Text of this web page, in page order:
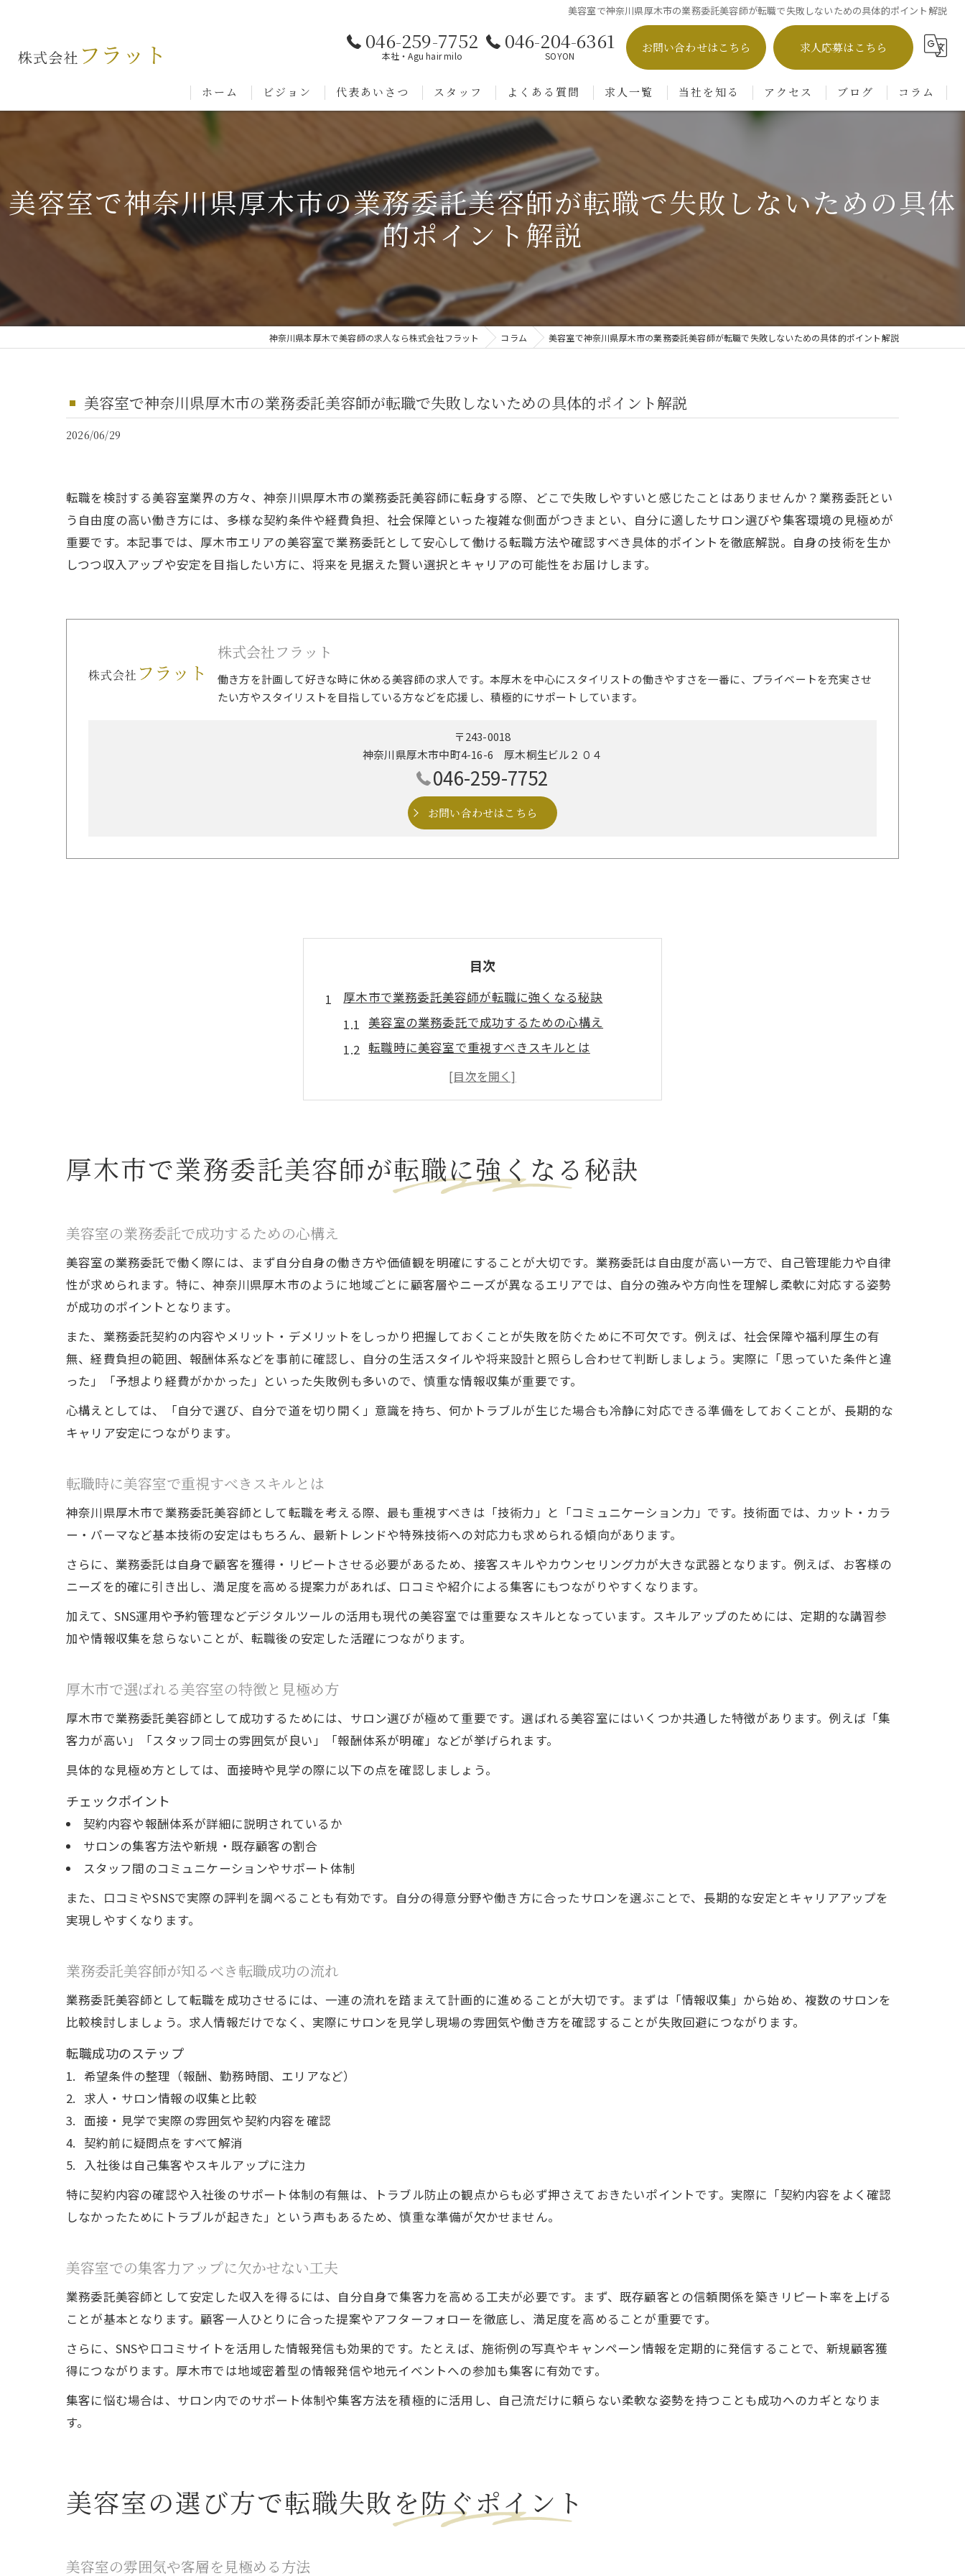
美容室で神奈川県厚木市の業務委託美容師が転職で失敗しないための具体的ポイント解説
046-259-7752
本社・Agu hair milo
046-204-6361
SOYON
お問い合わせはこちら 求人応募はこちら
ホーム ビジョン 代表あいさつ スタッフ よくある質問 求人一覧 当社を知る
業務委託
フリーランス
転職
主婦
アクセス
SOYON 本厚木店
ブログ コラム
美容室で神奈川県厚木市の業務委託美容師が転職で失敗しないための具体
的ポイント解説
神奈川県本厚木で美容師の求人なら株式会社フラット コラム 美容室で神奈川県厚木市の業務委託美容師が転職で失敗しないための具体的ポイント解説
美容室で神奈川県厚木市の業務委託美容師が転職で失敗しないための具体的ポイント解説
2026/06/29
転職を検討する美容室業界の方々、神奈川県厚木市の業務委託美容師に転身する際、どこで失敗しやすいと感じたことはありませんか？業務委託とい
う自由度の高い働き方には、多様な契約条件や経費負担、社会保障といった複雑な側面がつきまとい、自分に適したサロン選びや集客環境の見極めが
重要です。本記事では、厚木市エリアの美容室で業務委託として安心して働ける転職方法や確認すべき具体的ポイントを徹底解説。自身の技術を生か
しつつ収入アップや安定を目指したい方に、将来を見据えた賢い選択とキャリアの可能性をお届けします。
株式会社フラット
働き方を計画して好きな時に休める美容師の求人です。本厚木を中心にスタイリストの働きやすさを一番に、プライベートを充実させ
たい方やスタイリストを目指している方などを応援し、積極的にサポートしています。
〒243-0018
神奈川県厚木市中町4-16-6 厚木桐生ビル２０４
046-259-7752
お問い合わせはこちら
目次
厚木市で業務委託美容師が転職に強くなる秘訣
美容室の業務委託で成功するための心構え
転職時に美容室で重視すべきスキルとは
厚木市で選ばれる美容室の特徴と見極め方
業務委託美容師が知るべき転職成功の流れ
美容室の雰囲気や客層を見極める方法
業務委託契約時に確認すべき美容室の条件
美容室転職で口コミや評判を活用するコツ
美容室で自分らしさを発揮するコツ
SNS活用で美容室の集客力を高める方法
美容室の契約内容と経費負担の確認ポイント
美容室転職時にデメリットを回避する対策
美容室の労働条件や福利厚生のチェック方法
美容室のサポート体制や教育環境の重要性
理想の働き方を実現する転職準備の極意
美容室での転職に向けた自己分析の進め方
厚木市で業務委託美容師が転職に強くなる秘訣
美容室の業務委託で成功するための心構え
美容室の業務委託で働く際には、まず自分自身の働き方や価値観を明確にすることが大切です。業務委託は自由度が高い一方で、自己管理能力や自律
性が求められます。特に、神奈川県厚木市のように地域ごとに顧客層やニーズが異なるエリアでは、自分の強みや方向性を理解し柔軟に対応する姿勢
が成功のポイントとなります。
また、業務委託契約の内容やメリット・デメリットをしっかり把握しておくことが失敗を防ぐために不可欠です。例えば、社会保障や福利厚生の有
無、経費負担の範囲、報酬体系などを事前に確認し、自分の生活スタイルや将来設計と照らし合わせて判断しましょう。実際に「思っていた条件と違
った」「予想より経費がかかった」といった失敗例も多いので、慎重な情報収集が重要です。
心構えとしては、「自分で選び、自分で道を切り開く」意識を持ち、何かトラブルが生じた場合も冷静に対応できる準備をしておくことが、長期的な
キャリア安定につながります。
転職時に美容室で重視すべきスキルとは
神奈川県厚木市で業務委託美容師として転職を考える際、最も重視すべきは「技術力」と「コミュニケーション力」です。技術面では、カット・カラ
ー・パーマなど基本技術の安定はもちろん、最新トレンドや特殊技術への対応力も求められる傾向があります。
さらに、業務委託は自身で顧客を獲得・リピートさせる必要があるため、接客スキルやカウンセリング力が大きな武器となります。例えば、お客様の
ニーズを的確に引き出し、満足度を高める提案力があれば、口コミや紹介による集客にもつながりやすくなります。
加えて、SNS運用や予約管理などデジタルツールの活用も現代の美容室では重要なスキルとなっています。スキルアップのためには、定期的な講習参
加や情報収集を怠らないことが、転職後の安定した活躍につながります。
厚木市で選ばれる美容室の特徴と見極め方
厚木市で業務委託美容師として成功するためには、サロン選びが極めて重要です。選ばれる美容室にはいくつか共通した特徴があります。例えば「集
客力が高い」「スタッフ同士の雰囲気が良い」「報酬体系が明確」などが挙げられます。
具体的な見極め方としては、面接時や見学の際に以下の点を確認しましょう。
チェックポイント
契約内容や報酬体系が詳細に説明されているか
サロンの集客方法や新規・既存顧客の割合
スタッフ間のコミュニケーションやサポート体制
また、口コミやSNSで実際の評判を調べることも有効です。自分の得意分野や働き方に合ったサロンを選ぶことで、長期的な安定とキャリアアップを
実現しやすくなります。
業務委託美容師が知るべき転職成功の流れ
業務委託美容師として転職を成功させるには、一連の流れを踏まえて計画的に進めることが大切です。まずは「情報収集」から始め、複数のサロンを
比較検討しましょう。求人情報だけでなく、実際にサロンを見学し現場の雰囲気や働き方を確認することが失敗回避につながります。
転職成功のステップ
希望条件の整理（報酬、勤務時間、エリアなど）
求人・サロン情報の収集と比較
面接・見学で実際の雰囲気や契約内容を確認
契約前に疑問点をすべて解消
入社後は自己集客やスキルアップに注力
特に契約内容の確認や入社後のサポート体制の有無は、トラブル防止の観点からも必ず押さえておきたいポイントです。実際に「契約内容をよく確認
しなかったためにトラブルが起きた」という声もあるため、慎重な準備が欠かせません。
美容室での集客力アップに欠かせない工夫
業務委託美容師として安定した収入を得るには、自分自身で集客力を高める工夫が必要です。まず、既存顧客との信頼関係を築きリピート率を上げる
ことが基本となります。顧客一人ひとりに合った提案やアフターフォローを徹底し、満足度を高めることが重要です。
さらに、SNSや口コミサイトを活用した情報発信も効果的です。たとえば、施術例の写真やキャンペーン情報を定期的に発信することで、新規顧客獲
得につながります。厚木市では地域密着型の情報発信や地元イベントへの参加も集客に有効です。
集客に悩む場合は、サロン内でのサポート体制や集客方法を積極的に活用し、自己流だけに頼らない柔軟な姿勢を持つことも成功へのカギとなりま
す。
美容室の選び方で転職失敗を防ぐポイント
美容室の雰囲気や客層を見極める方法